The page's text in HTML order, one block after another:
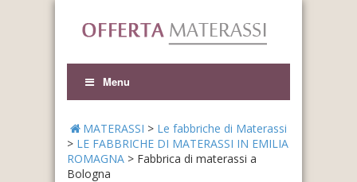
Menu
MATERASSI > Le fabbriche di Materassi
> LE FABBRICHE DI MATERASSI IN EMILIA
ROMAGNA > Fabbrica di materassi a
Bologna